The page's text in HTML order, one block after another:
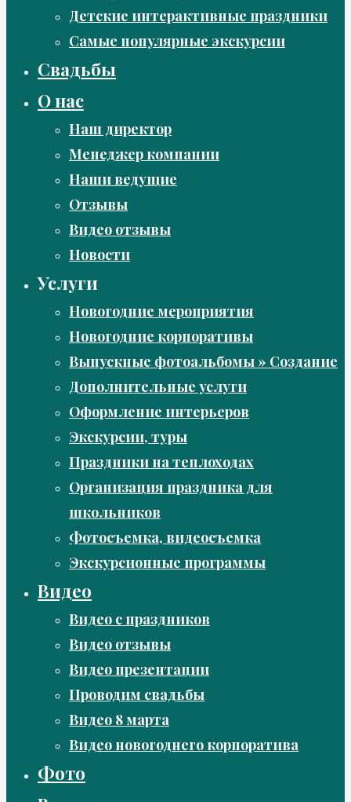
Детские интерактивные праздники
Самые популярные экскурсии
Свадьбы
О нас
Наш директор
Менеджер компании
Наши ведущие
Отзывы
Видео отзывы
Новости
Услуги
Новогодние мероприятия
Новогодние корпоративы
Выпускные фотоальбомы » Создание
Дополнительные услуги
Оформление интерьеров
Экскурсии, туры
Праздники на теплоходах
Организация праздника для
школьников
Фотосъемка, видеосъемка
Экскурсионные программы
Видео
Видео с праздников
Видео отзывы
Видео презентации
Проводим свадьбы
Видео 8 марта
Видео новогоднего корпоратива
Фото